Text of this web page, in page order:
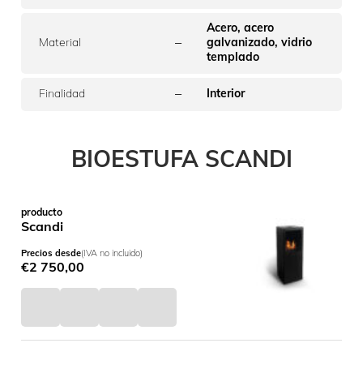
Material –
Acero, acero
galvanizado, vidrio
templado
Finalidad – Interior
BIOESTUFA SCANDI
producto
Scandi
Precios desde(IVA no incluido)
€2 750,00